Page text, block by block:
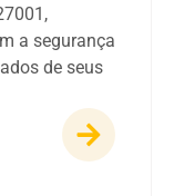
a segurança
de seus